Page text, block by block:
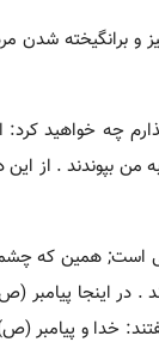
برانگیخته شدن
چه خواهید
بپوندند . از
است; همین که
در اینجا پیامبر
خدا و پیامبر (ص)